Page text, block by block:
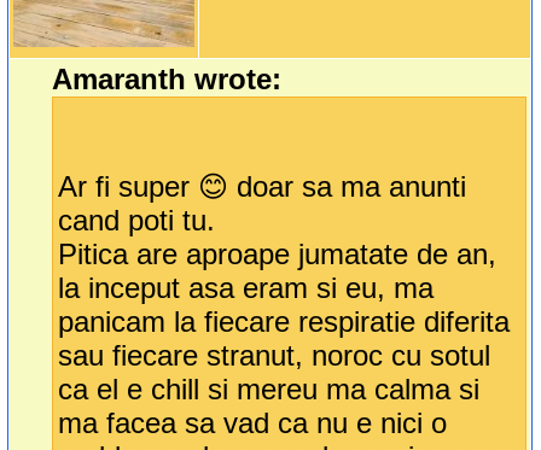
Amaranth wrote:
Ar fi super 😊 doar sa ma anunti
cand poti tu.
Pitica are aproape jumatate de an,
la inceput asa eram si eu, ma
panicam la fiecare respiratie diferita
sau fiecare stranut, noroc cu sotul
ca el e chill si mereu ma calma si
ma facea sa vad ca nu e nici o